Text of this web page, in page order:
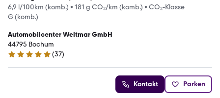
6,9 l/100km (komb.) • 181 g CO₂/km (komb.) • CO₂-Klasse
G (komb.)
Automobilcenter Weitmar GmbH
44795 Bochum
4.8 Sterne
(37)
Kontakt Parken